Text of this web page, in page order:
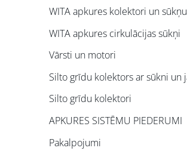
WITA apkures kolektori un
WITA apkures cirkulācijas sūkņi
Vārsti un motori
Silto grīdu kolektors ar sūkni un
Silto grīdu kolektori
APKURES SISTĒMU PIEDERUMI
Pakalpojumi